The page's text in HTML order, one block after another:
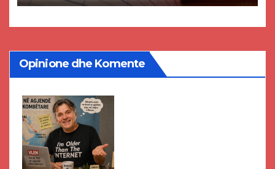
Opinione dhe Komente